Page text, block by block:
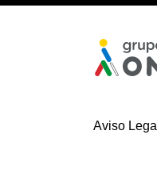
Aviso Legal